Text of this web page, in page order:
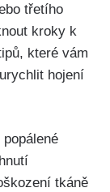
třetího​
​kroky k
⁣které vám
hojení
tkáně